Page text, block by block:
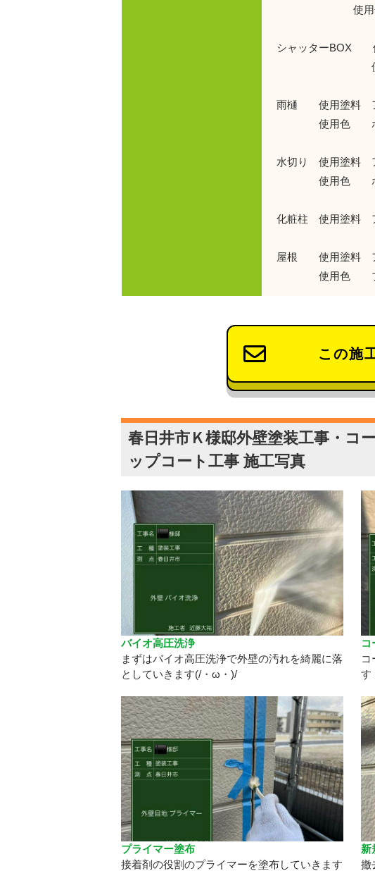
使用色
シャッターBOX
使用色
雨樋 使用塗料 ア
使用色 ホ
水切り 使用塗料
使用色 ホ
化粧柱 使用塗料
屋根 使用塗料 ア
使用色 ブ
この施
春日井市Ｋ様邸外壁塗装工事・コ
ップコート工事 施工写真
バイオ高圧洗浄
まずはバイオ高圧洗浄で外壁の汚れを綺麗に落
としていきます(/・ω・)/
コ
す
プライマー塗布
接着剤の役割のプライマーを塗布していきます
新
撤